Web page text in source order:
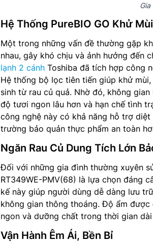
Hệ Thống PureBIO GO Khử
Một trong những vấn đề thường gặp
nhau, gây khó chịu và ảnh hưởng đến
lạnh 2 cánh Toshiba đã tích hợp công
Hệ thống bộ lọc tiên tiến giúp khử
sinh từ rau củ quả. Nhờ đó, không
độ tươi ngon lâu hơn và hạn chế tình
công nghệ này có khả năng hỗ trợ
trường bảo quản thực phẩm an toàn
Ngăn Rau Củ Dung Tích Lớn
Đối với những gia đình thường xuyên
RT349WE-PMV(68) là lựa chọn đáng
kế này giúp người dùng dễ dàng lưu
không gian thông thoáng. Độ ẩm
ngon và dưỡng chất trong thời gian dài
Vận Hành Êm Ái, Bền Bỉ